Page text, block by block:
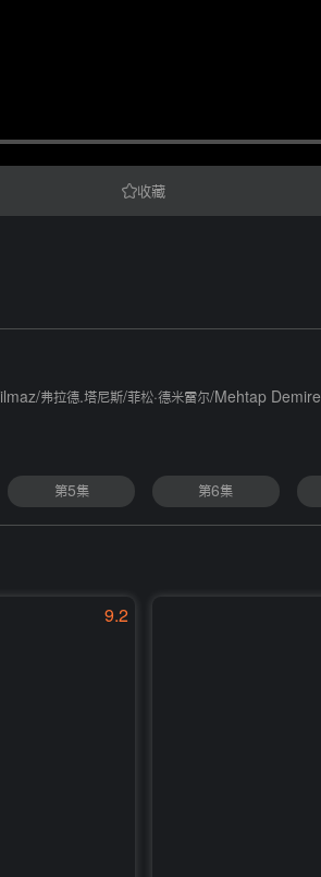
收藏
/弗拉德.塔尼斯/菲松·德米雷尔/Mehtap Demirel
第5集 第6集
9.2